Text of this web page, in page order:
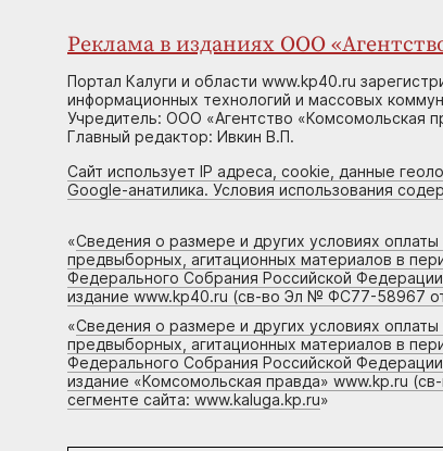
Реклама в изданиях ООО
Портал Калуги и области www.kp40.ru
информационных технологий и массовых
Учредитель: ООО «Агентство «Комсомольская
Главный редактор: Ивкин В.П.
Сайт использует IP адреса, cookie, данные
Google-анатилика. Условия использования
«Сведения о размере и других условиях
предвыборных, агитационных материалов в
Федерального Собрания Российской
издание www.kp40.ru (св-во Эл № ФС77-58967 от
«Сведения о размере и других условиях
предвыборных, агитационных материалов в
Федерального Собрания Российской
издание «Комсомольская правда» www.kp.ru
сегменте сайта: www.kaluga.kp.ru»